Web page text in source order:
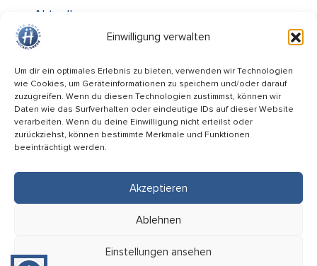
Einwilligung verwalten
Um dir ein optimales Erlebnis zu bieten, verwenden wir Technologien
wie Cookies, um Geräteinformationen zu speichern und/oder darauf
zuzugreifen. Wenn du diesen Technologien zustimmst, können wir
Daten wie das Surfverhalten oder eindeutige IDs auf dieser Website
verarbeiten. Wenn du deine Einwilligung nicht erteilst oder
zurückziehst, können bestimmte Merkmale und Funktionen
beeinträchtigt werden.
Akzeptieren
Ablehnen
Einstellungen ansehen
Aktuelles
Über uns
Kontakt / Öffnungszeiten
Alle Ämter
Stellenausschreibungen
Rechtliches
Informiert bleiben